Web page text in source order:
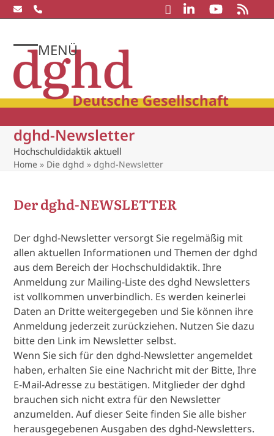
Skip
to
MENÜ
Open
mobile
menu
Close
mobile
menu
dghd-Newsletter
Hochschuldidaktik aktuell
Home » Die dghd »dghd-Newsletter
Der dghd-NEWSLETTER
Der dghd-Newsletter versorgt Sie regelmäßig mit
allen aktuellen Informationen und Themen der dghd
aus dem Bereich der Hochschuldidaktik. Ihre
Anmeldung zur Mailing-Liste des dghd Newsletters
ist vollkommen unverbindlich. Es werden keinerlei
Daten an Dritte weitergegeben und Sie können ihre
Anmeldung jederzeit zurückziehen. Nutzen Sie dazu
bitte den Link im Newsletter selbst.
Wenn Sie sich für den dghd-Newsletter angemeldet
haben, erhalten Sie eine Nachricht mit der Bitte, Ihre
E-Mail-Adresse zu bestätigen. Mitglieder der dghd
brauchen sich nicht extra für den Newsletter
anzumelden. Auf dieser Seite finden Sie alle bisher
herausgegebenen Ausgaben des dghd-Newsletters.